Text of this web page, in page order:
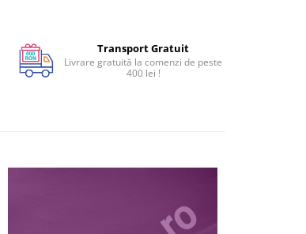
Transport Gratuit
Livrare gratuită la comenzi de peste
400 lei !